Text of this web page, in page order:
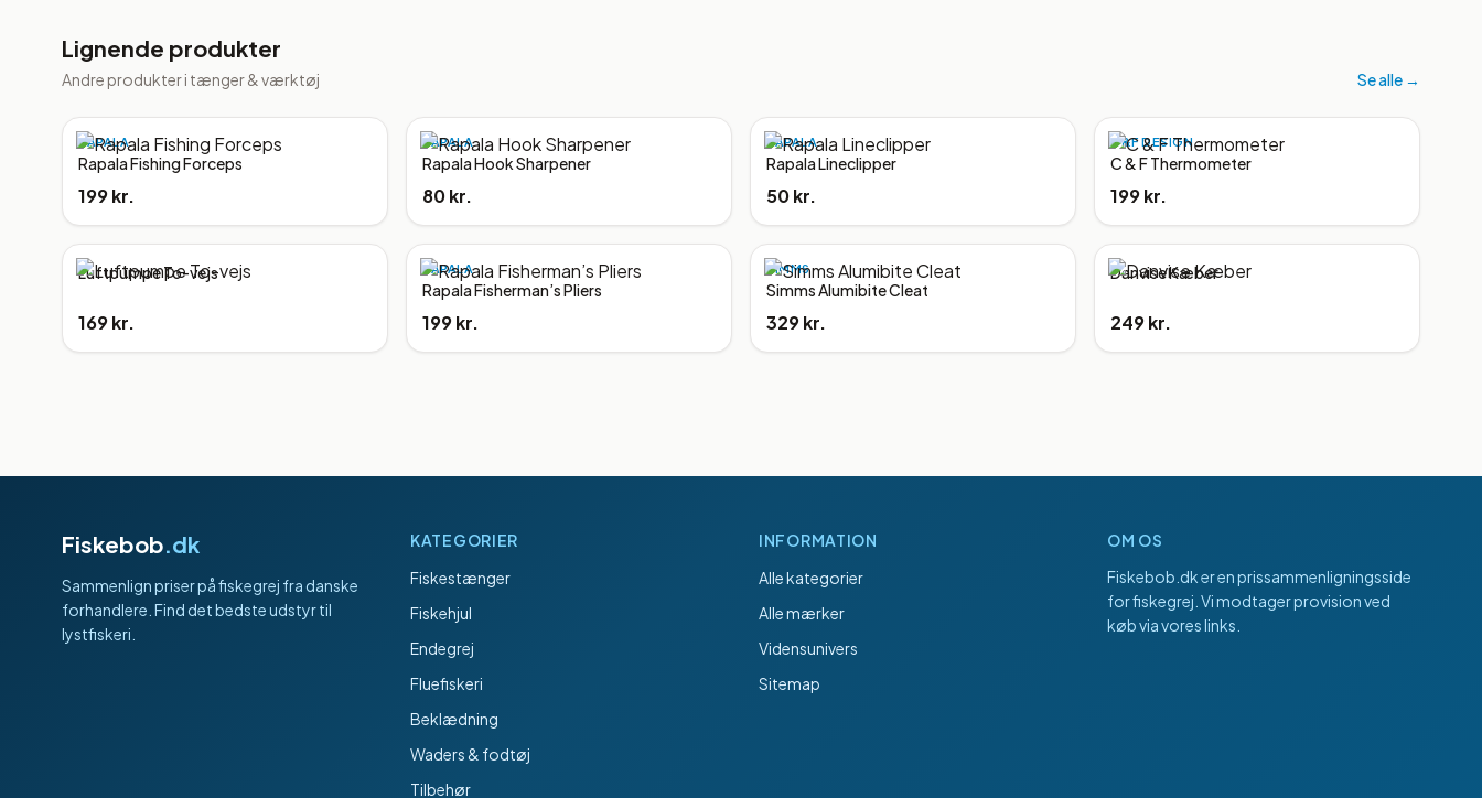
Lignende produkter
Andre produkter i tænger & værktøj Se alle →
RAPALA
Rapala Fishing Forceps
199 kr.
RAPALA
Rapala Hook Sharpener
80 kr.
RAPALA
Rapala Lineclipper
50 kr.
C&F DESIGN
C & F Thermometer
199 kr.
Luftpumpe To-vejs
169 kr.
RAPALA
Rapala Fisherman’s Pliers
199 kr.
SIMMS
Simms Alumibite Cleat
329 kr.
Danvise Kæber
249 kr.
Fiskebob.dk
Sammenlign priser på fiskegrej fra danske
forhandlere. Find det bedste udstyr til
lystfiskeri.
KATEGORIER
Fiskestænger
Fiskehjul
Endegrej
Fluefiskeri
Beklædning
Waders & fodtøj
Tilbehør
INFORMATION
Alle kategorier
Alle mærker
Vidensunivers
Sitemap
OM OS
Fiskebob.dker en prissammenligningsside
for fiskegrej. Vi modtager provision ved
køb via vores links.